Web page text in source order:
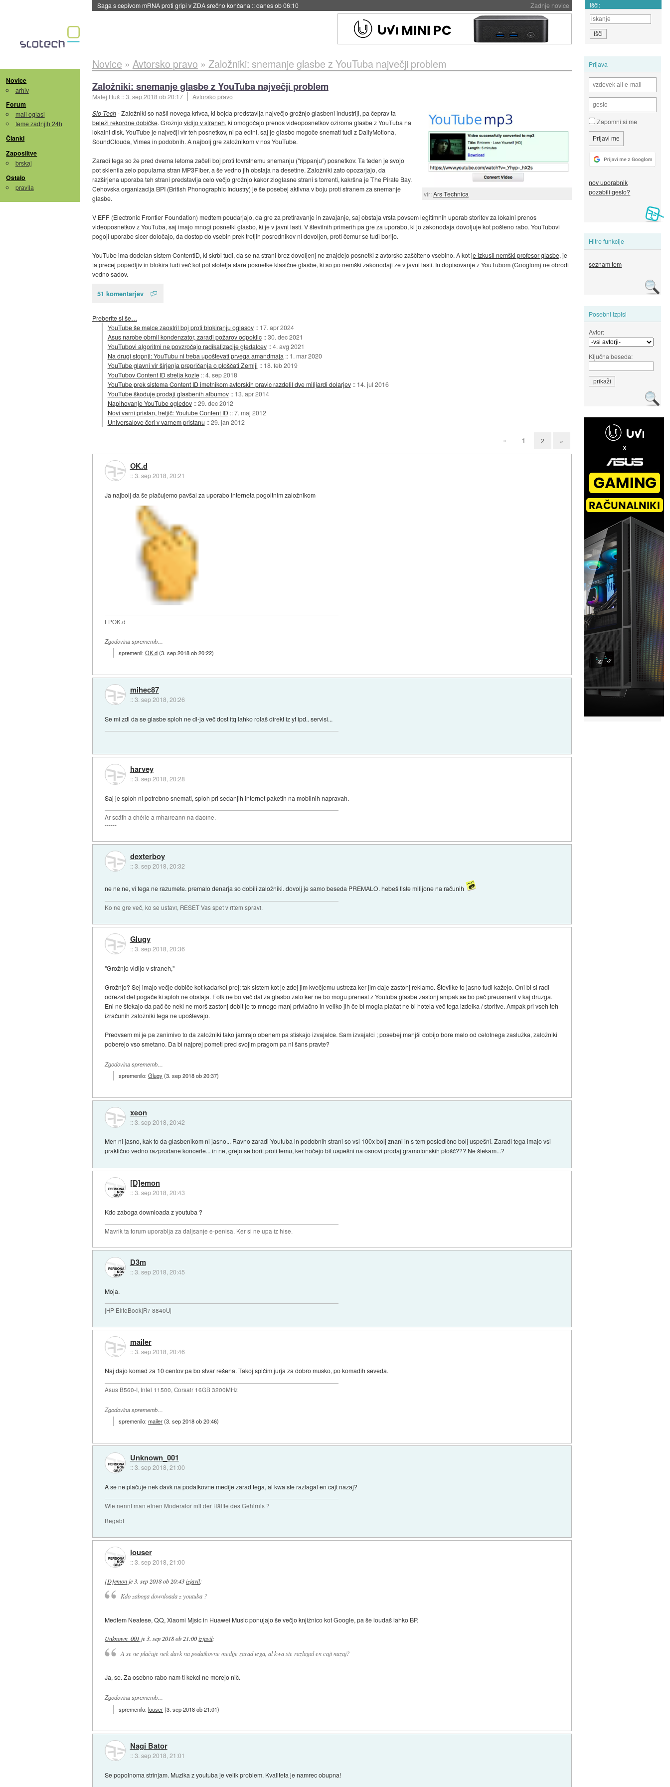
Zadnje novice
Saga s cepivom mRNA proti gripi v ZDA srečno končana ::danes ob 06:10 Išči:
Novice
arhiv
Forum
mali oglasi
teme zadnjih 24h
Članki
Zaposlitve
brskaj
Ostalo
pravila
Prijava
Zapomni si me
nov uporabnik
pozabili geslo?
Hitre funkcije
seznam tem
Posebni izpisi
Avtor:
Ključna beseda:
Novice » Avtorsko pravo » Založniki: snemanje glasbe z YouTuba največji problem
Založniki: snemanje glasbe z YouTuba največji problem
Matej Huš ::3. sep 2018ob 20:17 Avtorsko pravo
vir:Ars Technica
Slo-Tech- Založniki so našli novega krivca, ki bojda predstavlja največjo grožnjo glasbeni industriji, pa čeprav ta
beleži rekordne dobičke. Grožnjovidijo v straneh, ki omogočajo prenos videoposnetkov oziroma glasbe z YouTuba na
lokalni disk. YouTube je največji vir teh posnetkov, ni pa edini, saj je glasbo mogoče snemati tudi z DailyMotiona,
SoundClouda, Vimea in podobnih. A najbolj gre založnikom v nos YouTube.
Zaradi tega so že pred dvema letoma začeli boj proti tovrstnemu snemanju ("rippanju") posnetkov. Ta teden je svojo
pot sklenila zelo popularna stran MP3Fiber, a še vedno jih obstaja na desetine. Založniki zato opozarjajo, da
razširjena uporaba teh strani predstavlja celo večjo grožnjo kakor zloglasne strani s torrenti, kakršna je The Pirate Bay.
Cehovska organizacija BPI (British Phonographic Industry) je še posebej aktivna v boju proti stranem za snemanje
glasbe.
V EFF (Electronic Frontier Foundation) medtem poudarjajo, da gre za pretiravanje in zavajanje, saj obstaja vrsta povsem legitimnih uporab storitev za lokalni prenos
videoposnetkov z YouTuba, saj imajo mnogi posnetki glasbo, ki je v javni lasti. V številnih primerih pa gre za uporabo, ki jo zakonodaja dovoljuje kot pošteno rabo. YouTubovi
pogoji uporabe sicer določajo, da dostop do vsebin prek tretjih posrednikov ni dovoljen, proti čemur se tudi borijo.
YouTube ima dodelan sistem ContentID, ki skrbi tudi, da se na strani brez dovoljenj ne znajdejo posnetki z avtorsko zaščiteno vsebino. A kotje izkusil nemški profesor glasbe, je
ta precej popadljiv in blokira tudi več kot pol stoletja stare posnetke klasične glasbe, ki so po nemški zakonodaji že v javni lasti. In dopisovanje z YouTubom (Googlom) ne obrodi
vedno sadov.
51 komentarjev
Preberite si še…
YouTube še malce zaostril boj proti blokiranju oglasov :: 17. apr 2024
Asus narobe obrnil kondenzator, zaradi požarov odpoklic ::30. dec 2021
YouTubovi algoritmi ne povzročajo radikalizacije gledalcev ::4. avg 2021
Na drugi stopnji: YouTubu ni treba upoštevati prvega amandmaja :: 1. mar 2020
YouTube glavni vir širjenja prepričanja o ploščati Zemlji :: 18. feb 2019
YouTubov Content ID strelja kozle ::4. sep 2018
YouTube prek sistema Content ID imetnikom avtorskih pravic razdelil dve milijardi dolarjev :: 14. jul 2016
YouTube škoduje prodaji glasbenih albumov :: 13. apr 2014
Napihovanje YouTube ogledov ::29. dec 2012
Novi varni pristan, tretjič: Youtube Content ID ::7. maj 2012
Universalove čeri v varnem pristanu ::29. jan 2012
« 1 2 »
OK.d
::3. sep 2018, 20:21
Ja najbolj da še plačujemo pavšal za uporabo interneta pogoltnim založnikom
LPOK.d
Zgodovina sprememb…
spremenil:OK.d(3. sep 2018 ob 20:22)
mihec87
::3. sep 2018, 20:26
Se mi zdi da se glasbe sploh ne dl-ja več dost itq lahko rolaš direkt iz yt ipd.. servisi...
harvey
::3. sep 2018, 20:28
Saj je sploh ni potrebno snemati, sploh pri sedanjih internet paketih na mobilnih napravah.
Ar scáth a chéile a mhaireann na daoine.
------
dexterboy
::3. sep 2018, 20:32
ne ne ne, vi tega ne razumete. premalo denarja so dobili založniki. dovolj je samo beseda PREMALO. hebeš tiste milijone na računih
Ko ne gre več, ko se ustavi, RESET Vas spet v ritem spravi.
Glugy
::3. sep 2018, 20:36
"Grožnjo vidijo v straneh,"
Grožnjo? Sej imajo večje dobiče kot kadarkol prej; tak sistem kot je zdej jim kvečjemu ustreza ker jim daje zastonj reklamo. Številke to jasno tudi kažejo. Oni bi si radi
odrezal del pogače ki sploh ne obstaja. Folk ne bo več dal za glasbo zato ker ne bo mogu prenest z Youtuba glasbe zastonj ampak se bo pač preusmeril v kaj druzga.
Eni ne štekajo da pač če neki ne morš zastonj dobit je to mnogo manj privlačno in veliko jih če bi mogla plačat ne bi hotela več tega izdelka / storitve. Ampak pri vseh teh
izračunih založniki tega ne upoštevajo.
Predvsem mi je pa zanimivo to da založniki tako jamrajo obenem pa stiskajo izvajalce. Sam izvajalci ; posebej manjši dobijo bore malo od celotnega zaslužka, založniki
poberejo vso smetano. Da bi najprej pometl pred svojim pragom pa ni šans pravte?
Zgodovina sprememb…
spremenilo:Glugy (3. sep 2018 ob 20:37)
xeon
::3. sep 2018, 20:42
Men ni jasno, kak to da glasbenikom ni jasno... Ravno zaradi Youtuba in podobnih strani so vsi 100x bolj znani in s tem posledično bolj uspešni. Zaradi tega imajo vsi
praktično vedno razprodane koncerte... in ne, grejo se borit proti temu, ker hočejo bit uspešni na osnovi prodaj gramofonskih plošč??? Ne štekam...?
[D]emon
::3. sep 2018, 20:43
Kdo zaboga downloada z youtuba ?
Mavrik ta forum uporablja za daljsanje e-penisa. Ker si ne upa iz hise.
D3m
::3. sep 2018, 20:45
Moja.
|HP EliteBook|R7 8840U|
mailer
::3. sep 2018, 20:46
Naj dajo komad za 10 centov pa bo stvar rešena. Takoj spičim jurja za dobro musko, po komadih seveda.
Asus B560-I, Intel 11500, Corsair 16GB 3200MHz
Zgodovina sprememb…
spremenilo:mailer(3. sep 2018 ob 20:46)
Unknown_001
::3. sep 2018, 21:00
A se ne plačuje nek davk na podatkovne medije zarad tega, al kwa ste razlagal en cajt nazaj?
Wie nennt man einen Moderator mit der Hälfte des Gehirnis ?
Begabt
louser
::3. sep 2018, 21:00
[D]emon je 3. sep 2018 ob 20:43 izjavil:
Kdo zaboga downloada z youtuba ?
Medtem Neatese, QQ, Xiaomi Mjsic in Huawei Music ponujajo še večjo knjižnico kot Google, pa še loudaš lahko BP.
Unknown_001 je 3. sep 2018 ob 21:00 izjavil:
A se ne plačuje nek davk na podatkovne medije zarad tega, al kwa ste razlagal en cajt nazaj?
Ja, se. Za osebno rabo nam ti kekci ne morejo nič.
Zgodovina sprememb…
spremenilo:louser(3. sep 2018 ob 21:01)
Nagi Bator
::3. sep 2018, 21:01
Se popolnoma strinjam. Muzika z youtuba je velik problem. Kvaliteta je namrec obupna!